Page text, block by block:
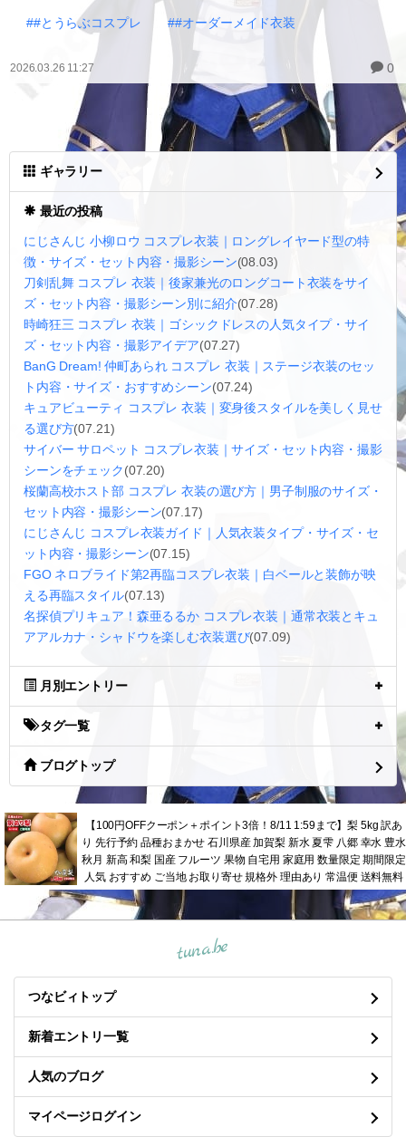
##とうらぶコスプレ ##オーダーメイド衣装
2026.03.26 11:27 0
ギャラリー
最近の投稿
にじさんじ 小柳ロウ コスプレ衣装｜ロングレイヤード型の特
徴・サイズ・セット内容・撮影シーン(08.03)
刀剣乱舞 コスプレ 衣装｜後家兼光のロングコート衣装をサイ
ズ・セット内容・撮影シーン別に紹介(07.28)
時崎狂三 コスプレ 衣装｜ゴシックドレスの人気タイプ・サイ
ズ・セット内容・撮影アイデア(07.27)
BanG Dream! 仲町あられ コスプレ 衣装｜ステージ衣装のセッ
ト内容・サイズ・おすすめシーン(07.24)
キュアビューティ コスプレ 衣装｜変身後スタイルを美しく見せ
る選び方(07.21)
サイバー サロペット コスプレ衣装｜サイズ・セット内容・撮影
シーンをチェック(07.20)
桜蘭高校ホスト部 コスプレ 衣装の選び方｜男子制服のサイズ・
セット内容・撮影シーン(07.17)
にじさんじ コスプレ衣装ガイド｜人気衣装タイプ・サイズ・セ
ット内容・撮影シーン(07.15)
FGO ネロブライド第2再臨コスプレ衣装｜白ベールと装飾が映
える再臨スタイル(07.13)
名探偵プリキュア！森亜るるか コスプレ衣装｜通常衣装とキュ
アアルカナ・シャドウを楽しむ衣装選び(07.09)
月別エントリー
タグ一覧
ブログトップ
【100円OFFクーポン＋ポイント3倍！8/11 1:59まで】梨 5kg 訳あ
り 先行予約 品種おまかせ 石川県産 加賀梨 新水 夏雫 八郷 幸水 豊水
秋月 新高 和梨 国産 フルーツ 果物 自宅用 家庭用 数量限定 期間限定
人気 おすすめ ご当地 お取り寄せ 規格外 理由あり 常温便 送料無料
tuna.be
つなビィトップ
新着エントリ一覧
人気のブログ
マイページログイン